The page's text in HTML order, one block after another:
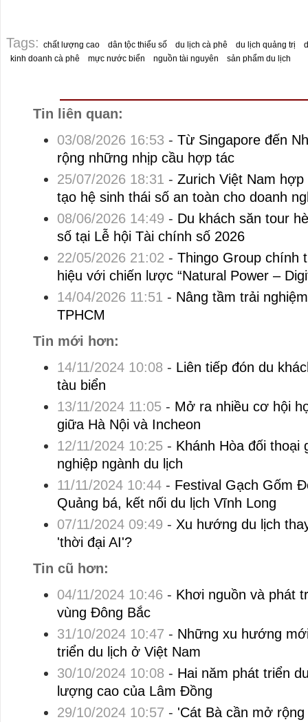
Tags: chất lượng cao dân tộc thiểu số du lịch cà phê du lịch quảng trị
kinh doanh cà phê
mực nước biển nguồn tài nguyên sản phẩm du lịch
Tin liên quan:
03/08/2026 16:53 - Từ Singapore đến
rộng những nhịp cầu hợp tác
25/07/2026 18:31 - Zurich Việt Nam
tạo hệ sinh thái số an toàn cho doanh
08/06/2026 14:49 - Du khách săn tour
số tại Lễ hội Tài chính số 2026
22/05/2026 21:02 - Thingo Group chính
hiệu với chiến lược “Natural Power –
14/04/2026 11:51 - Nâng tầm trải
TPHCM
Tin mới hơn:
14/11/2024 10:08 - Liên tiếp đón du
tàu biển
13/11/2024 11:05- Mở ra nhiều cơ hội
giữa Hà Nội và Incheon
12/11/2024 10:25- Khánh Hòa đối thoại
nghiệp ngành du lịch
11/11/2024 10:44- Festival Gạch Gốm
Quảng bá, kết nối du lịch Vĩnh Long
07/11/2024 09:49 - Xu hướng du lịch
'thời đại AI'?
Tin cũ hơn:
04/11/2024 10:46 - Khơi nguồn và phát
vùng Đông Bắc
31/10/2024 10:47 - Những xu hướng
triển du lịch ở Việt Nam
30/10/2024 10:08 - Hai năm phát triển
lượng cao của Lâm Đồng
29/10/2024 10:57 - 'Cát Bà cần mở